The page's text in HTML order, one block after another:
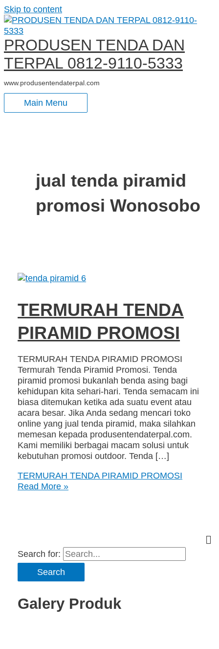
Skip to content
PRODUSEN TENDA DAN
TERPAL 0812-9110-5333
www.produsentendaterpal.com
Main Menu
jual tenda piramid
promosi Wonosobo
TERMURAH TENDA
PIRAMID PROMOSI
TERMURAH TENDA PIRAMID PROMOSI
Termurah Tenda Piramid Promosi. Tenda
piramid promosi bukanlah benda asing bagi
kehidupan kita sehari-hari. Tenda semacam ini
biasa ditemukan ketika ada suatu event atau
acara besar. Jika Anda sedang mencari toko
online yang jual tenda piramid, maka silahkan
memesan kepada produsentendaterpal.com.
Kami memiliki berbagai macam solusi untuk
kebutuhan promosi outdoor. Tenda […]
TERMURAH TENDA PIRAMID PROMOSI
Read More »
Search for:
Galery Produk